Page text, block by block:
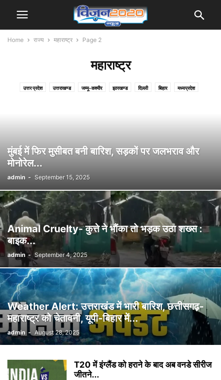
Home राज्य महाराष्ट्र Page 2
महाराष्ट्र
उत्तर प्रदेश उत्तराखण्ड जम्मू-कश्मीर झारखण्ड दिल्ली बिहार मध्यप्रदेश
मुंबई में फिर मुसीबत बनी बारिश, सड़कों पर जलभराव और
मोनोरेल...
admin - September 15, 2025
Animal Cruelty- कुत्ते ने भौंका तो भड़क उठा शख्स :
बाइक...
admin - September 4, 2025
Weather Alert: उत्तराखंड में भारी बारिश, छत्तीसगढ़-
महाराष्ट्र को चेतावनी, यूपी-बिहार में...
admin - August 28, 2025
T20 में इंग्लैंड को हराने के बाद अब वनडे सीरीज
जीतने...